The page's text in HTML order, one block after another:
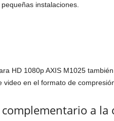
instalaciones.
HD 1080p AXIS M1025
video en el formato de
a la